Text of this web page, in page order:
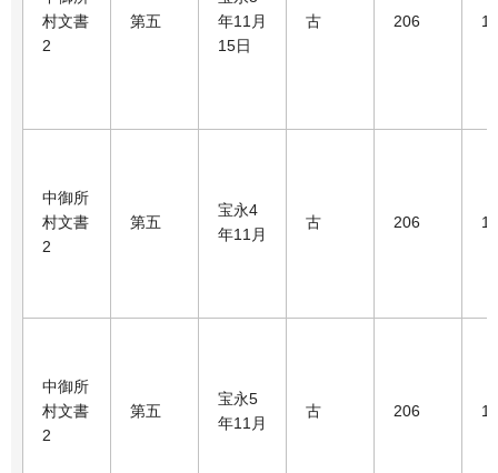
村文書
2
第五
年11月
15日
古 206 1
中御所
村文書
2
第五
宝永4
年11月
古 206 1
中御所
村文書
2
第五
宝永5
年11月
古 206 1